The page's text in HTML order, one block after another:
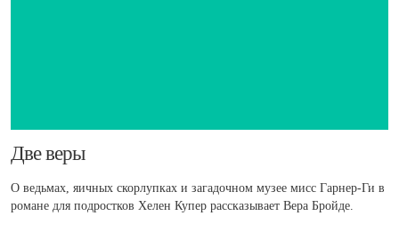
​Две веры
О ведьмах, яичных скорлупках и загадочном музее мисс Гарнер-Ги в
романе для подростков Хелен Купер рассказывает Вера Бройде.